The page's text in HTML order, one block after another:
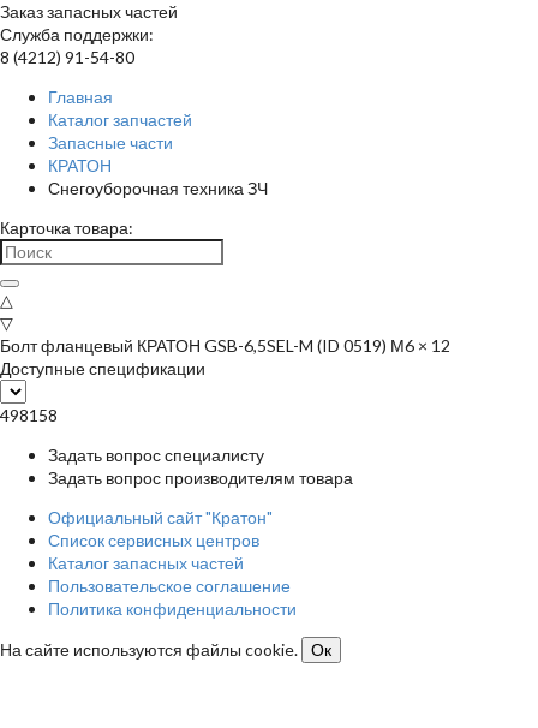
Заказ запасных частей
Служба поддержки:
8 (4212) 91-54-80
Главная
Каталог запчастей
Запасные части
КРАТОН
Снегоуборочная техника ЗЧ
Карточка товара:
△
▽
Болт фланцевый КРАТОН GSB-6,5SEL-M (ID 0519) М6 × 12
Доступные спецификации
498158
Задать вопрос специалисту
Задать вопрос производителям товара
Официальный сайт "Кратон"
Список сервисных центров
Каталог запасных частей
Пользовательское соглашение
Политика конфиденциальности
На сайте используются файлы cookie.
Ок